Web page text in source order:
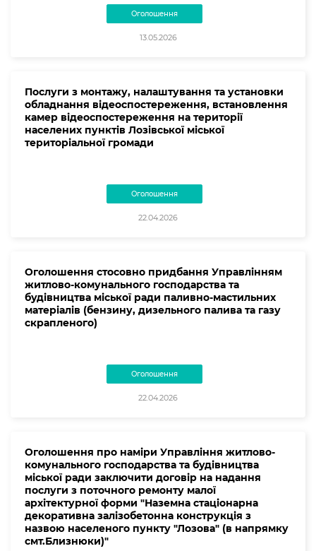
Оголошення
13.05.2026
Послуги з монтажу, налаштування та установки
обладнання відеоспостереження, встановлення
камер відеоспостереження на території
населених пунктів Лозівської міської
територіальної громади
Оголошення
22.04.2026
Оголошення стосовно придбання Управлінням
житлово-комунального господарства та
будівництва міської ради паливно-мастильних
матеріалів (бензину, дизельного палива та газу
скрапленого)
Оголошення
22.04.2026
Оголошення про наміри Управління житлово-
комунального господарства та будівництва
міської ради заключити договір на надання
послуги з поточного ремонту малої
архітектурної форми "Наземна стаціонарна
декоративна залізобетонна конструкція з
назвою населеного пункту "Лозова" (в напрямку
смт.Близнюки)"